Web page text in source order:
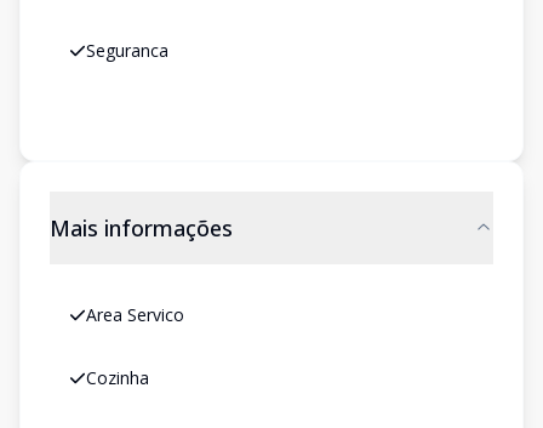
Seguranca
Mais informações
Area Servico
Cozinha